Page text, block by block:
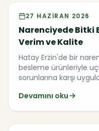
Video
27 HAZIRAN 2026
Narenciyede Bitki
Verim ve Kalite
Hatay Erzin'de bir
besleme ürünleriyle
sorunlarına karşı
Devamını oku